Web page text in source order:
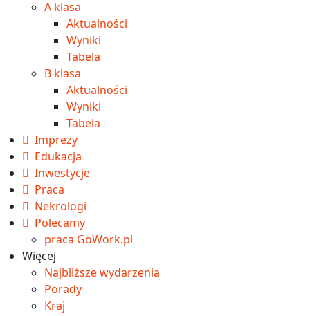
A klasa
Aktualności
Wyniki
Tabela
B klasa
Aktualności
Wyniki
Tabela
Imprezy
Edukacja
Inwestycje
Praca
Nekrologi
Polecamy
praca GoWork.pl
Więcej
Najbliższe wydarzenia
Porady
Kraj